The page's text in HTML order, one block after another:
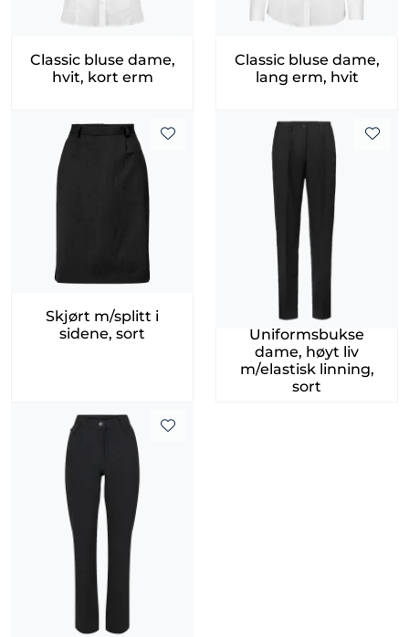
Classic bluse dame,
hvit, kort erm
Classic bluse dame,
lang erm, hvit
Skjørt m/splitt i
sidene, sort
Uniformsbukse
dame, høyt liv
m/elastisk linning,
sort